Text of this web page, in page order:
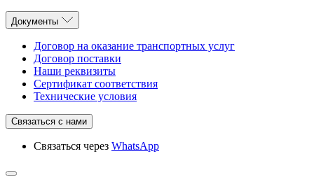
Документы
Договор на оказание транспортных услуг
Договор поставки
Наши реквизиты
Сертификат соответствия
Технические условия
Связаться с нами
Связаться через WhatsApp